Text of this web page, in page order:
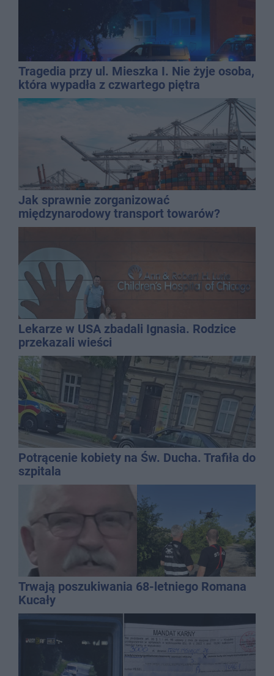
Tragedia przy ul. Mieszka I. Nie żyje osoba,
która wypadła z czwartego piętra
Jak sprawnie zorganizować
międzynarodowy transport towarów?
Lekarze w USA zbadali Ignasia. Rodzice
przekazali wieści
Potrącenie kobiety na Św. Ducha. Trafiła do
szpitala
Trwają poszukiwania 68-letniego Romana
Kucały